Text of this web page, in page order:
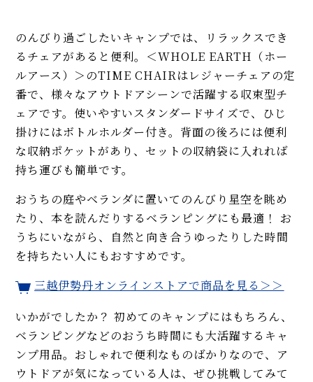
のんびり過ごしたいキャンプでは、リラックスでき
るチェアがあると便利。＜WHOLE EARTH（ホー
ルアース）＞のTIME CHAIRはレジャーチェアの定
番で、様々なアウトドアシーンで活躍する収束型チ
ェアです。使いやすいスタンダードサイズで、ひじ
掛けにはボトルホルダー付き。背面の後ろには便利
な収納ポケットがあり、セットの収納袋に入れれば
持ち運びも簡単です。
おうちの庭やベランダに置いてのんびり星空を眺め
たり、本を読んだりするベランピングにも最適！ お
うちにいながら、自然と向き合うゆったりした時間
を持ちたい人にもおすすめです。
三越伊勢丹オンラインストアで商品を見る＞＞
いかがでしたか？ 初めてのキャンプにはもちろん、
ベランピングなどのおうち時間にも大活躍するキャ
ンプ用品。おしゃれで便利なものばかりなので、ア
ウトドアが気になっている人は、ぜひ挑戦してみて